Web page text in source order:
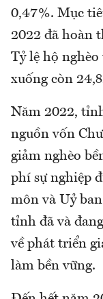
0,47%. Mục
2022 đã hoàn
Tỷ lệ hộ
xuống còn
Năm 2022,
nguồn vốn
giảm nghèo
phí sự nghiệp
môn và Uỷ
tỉnh đã và
về phát triển
làm bền vững.